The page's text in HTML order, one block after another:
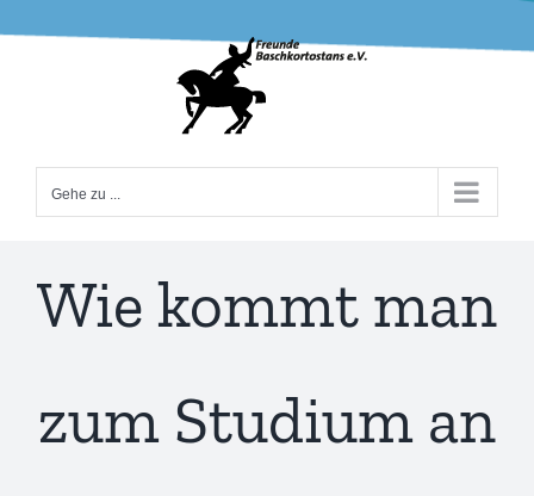
Gehe zu ...
Wie kommt man
zum Studium an